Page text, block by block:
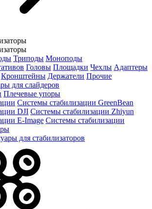
Триподы Моноподы
Головы Площадки Чехлы Адаптеры
Кронштейны Держатели Прочие
для слайдеров
Плечевые упоры
Системы стабилизации GreenBean
DJI Системы стабилизации Zhiyun
E-Image Системы стабилизации
для стабилизаторов